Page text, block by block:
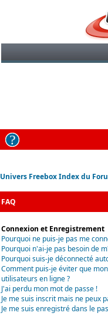
Univers Freebox Index du
FAQ
Connexion et Enregistrement
Pourquoi ne puis-je pas me
Pourquoi n'ai-je pas besoin de
Pourquoi suis-je déconnecté
Comment puis-je éviter que
utilisateurs en ligne ?
J'ai perdu mon mot de passe !
Je me suis inscrit mais ne peux
Je me suis enregistré dans le